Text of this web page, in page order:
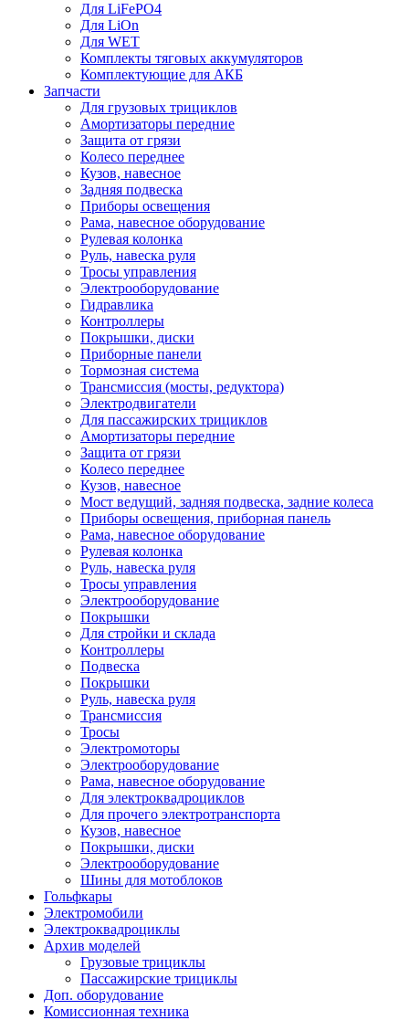
Для LiFePO4
Для LiOn
Для WET
Комплекты тяговых аккумуляторов
Комплектующие для АКБ
Запчасти
Для грузовых трициклов
Амортизаторы передние
Защита от грязи
Колесо переднее
Кузов, навесное
Задняя подвеска
Приборы освещения
Рама, навесное оборудование
Рулевая колонка
Руль, навеска руля
Тросы управления
Электрооборудование
Гидравлика
Контроллеры
Покрышки, диски
Приборные панели
Тормозная система
Трансмиссия (мосты, редуктора)
Электродвигатели
Для пассажирских трициклов
Амортизаторы передние
Защита от грязи
Колесо переднее
Кузов, навесное
Мост ведущий, задняя подвеска, задние колеса
Приборы освещения, приборная панель
Рама, навесное оборудование
Рулевая колонка
Руль, навеска руля
Тросы управления
Электрооборудование
Покрышки
Для стройки и склада
Контроллеры
Подвеска
Покрышки
Руль, навеска руля
Трансмиссия
Тросы
Электромоторы
Электрооборудование
Рама, навесное оборудование
Для электроквадроциклов
Для прочего электротранспорта
Кузов, навесное
Покрышки, диски
Электрооборудование
Шины для мотоблоков
Гольфкары
Электромобили
Электроквадроциклы
Архив моделей
Грузовые трициклы
Пассажирские трициклы
Доп. оборудование
Комиссионная техника